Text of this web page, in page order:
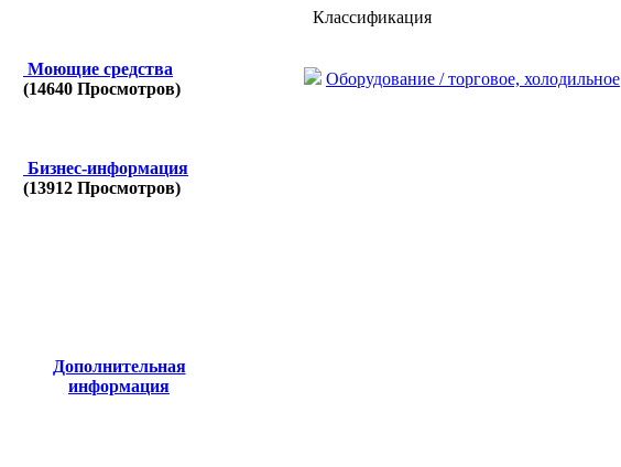
Моющие средства
(14640 Просмотров)
Бизнес-информация
(13912 Просмотров)
Дополнительная
информация
Классификация
Оборудование / торговое, холодильное